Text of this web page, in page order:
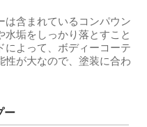
は含まれているコンパウン
水垢をしっかり落とすこと
によって、ボディーコーテ
性が大なので、塗装に合わ
ー